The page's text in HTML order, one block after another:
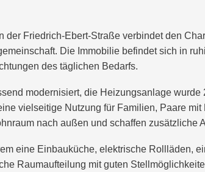
der Friedrich-Ebert-Straße verbindet den
Die Immobilie befindet sich in
des täglichen Bedarfs.
modernisiert, die Heizungsanlage
vielseitige Nutzung für Familien, Paare
nach außen und schaffen zusätzliche
eine Einbauküche, elektrische Rollläden,
Raumaufteilung mit guten